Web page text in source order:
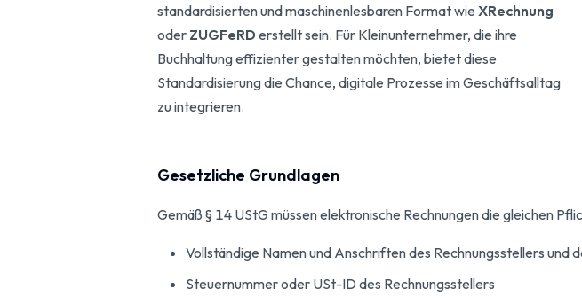
standardisierten und maschinenlesbaren Format wie XRechnung
oder ZUGFeRD erstellt sein. Für Kleinunternehmer, die ihre
Buchhaltung effizienter gestalten möchten, bietet diese
Standardisierung die Chance, digitale Prozesse im Geschäftsalltag
zu integrieren.
Gesetzliche Grundlagen
Gemäß § 14 UStG müssen elektronische Rechnungen die gleichen
Vollständige Namen und Anschriften des Rechnungsstellers und
Steuernummer oder USt-ID des Rechnungsstellers